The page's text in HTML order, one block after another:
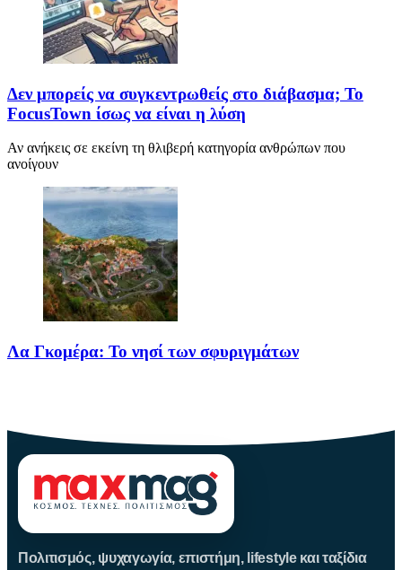
Δεν μπορείς να συγκεντρωθείς στο διάβασμα; Το
FocusTown ίσως να είναι η λύση
Αν ανήκεις σε εκείνη τη θλιβερή κατηγορία ανθρώπων που
ανοίγουν
Λα Γκομέρα: Το νησί των σφυριγμάτων
Πολιτισμός, ψυχαγωγία, επιστήμη, lifestyle και ταξίδια